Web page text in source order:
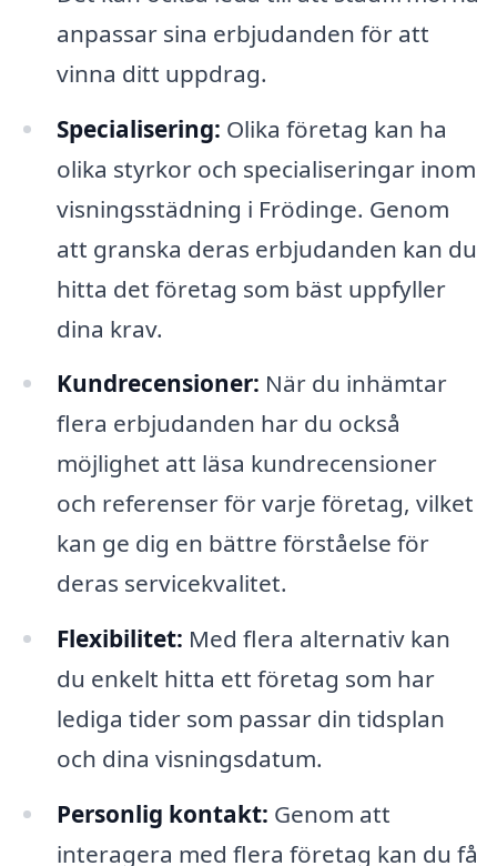
anpassar sina erbjudanden för att
vinna ditt uppdrag.
Specialisering: Olika företag kan ha
olika styrkor och specialiseringar inom
visningsstädning i Frödinge. Genom
att granska deras erbjudanden kan du
hitta det företag som bäst uppfyller
dina krav.
Kundrecensioner: När du inhämtar
flera erbjudanden har du också
möjlighet att läsa kundrecensioner
och referenser för varje företag, vilket
kan ge dig en bättre förståelse för
deras servicekvalitet.
Flexibilitet: Med flera alternativ kan
du enkelt hitta ett företag som har
lediga tider som passar din tidsplan
och dina visningsdatum.
Personlig kontakt: Genom att
interagera med flera företag kan du få